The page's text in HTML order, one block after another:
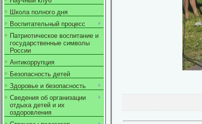
Школа полного дня
Воспитательный процесс
Патриотическое воспитание и
государственные символы
России
Антикоррупция
Безопасность детей
Здоровье и безопасность
Сведения об организации
отдыха детей и их
оздоровления